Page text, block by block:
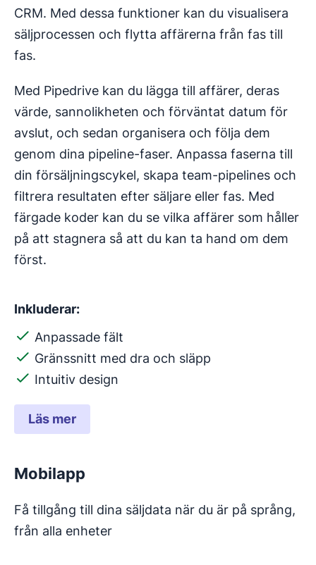
CRM. Med dessa funktioner kan du visualisera
säljprocessen och flytta affärerna från fas till
fas.
Med Pipedrive kan du lägga till affärer, deras
värde, sannolikheten och förväntat datum för
avslut, och sedan organisera och följa dem
genom dina pipeline-faser. Anpassa faserna till
din försäljningscykel, skapa team-pipelines och
filtrera resultaten efter säljare eller fas. Med
färgade koder kan du se vilka affärer som håller
på att stagnera så att du kan ta hand om dem
först.
Inkluderar:
Anpassade fält
Gränssnitt med dra och släpp
Intuitiv design
Läs mer
Mobilapp
Få tillgång till dina säljdata när du är på språng,
från alla enheter